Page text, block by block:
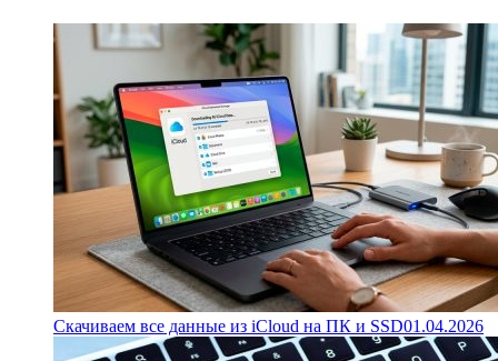
Скачиваем все данные из iCloud на ПК и SSD01.04.2026